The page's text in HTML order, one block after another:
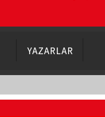
YAZARLAR